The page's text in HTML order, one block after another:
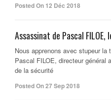
Posted On 12 Déc 2018
Assassinat de Pascal
Nous apprenons avec stupeur
Pascal FILOE, directeur général
de la sécurité
Posted On 27 Sep 2018